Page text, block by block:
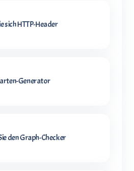
sich HTTP-Header
Generator
den Graph-Checker